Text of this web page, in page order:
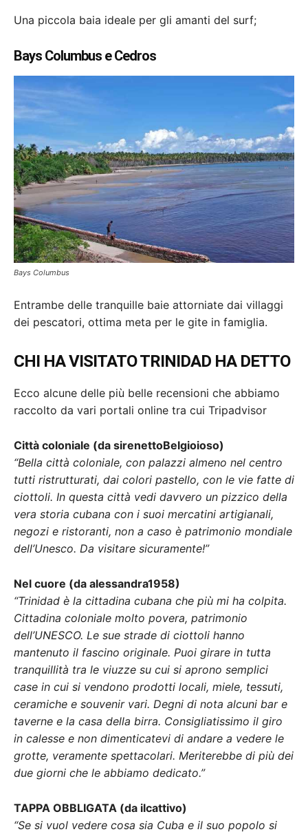
Una piccola baia ideale per gli amanti del surf;
Bays Columbus e Cedros
Bays Columbus
Entrambe delle tranquille baie attorniate dai villaggi
dei pescatori, ottima meta per le gite in famiglia.
CHI HA VISITATO TRINIDAD HA DETTO
Ecco alcune delle più belle recensioni che abbiamo
raccolto da vari portali online tra cui Tripadvisor
Città coloniale (da sirenettoBelgioioso)
“Bella città coloniale, con palazzi almeno nel centro
tutti ristrutturati, dai colori pastello, con le vie fatte di
ciottoli. In questa città vedi davvero un pizzico della
vera storia cubana con i suoi mercatini artigianali,
negozi e ristoranti, non a caso è patrimonio mondiale
dell’Unesco. Da visitare sicuramente!”
Nel cuore (da alessandra1958)
“Trinidad è la cittadina cubana che più mi ha colpita.
Cittadina coloniale molto povera, patrimonio
dell’UNESCO. Le sue strade di ciottoli hanno
mantenuto il fascino originale. Puoi girare in tutta
tranquillità tra le viuzze su cui si aprono semplici
case in cui si vendono prodotti locali, miele, tessuti,
ceramiche e souvenir vari. Degni di nota alcuni bar e
taverne e la casa della birra. Consigliatissimo il giro
in calesse e non dimenticatevi di andare a vedere le
grotte, veramente spettacolari. Meriterebbe di più dei
due giorni che le abbiamo dedicato.”
TAPPA OBBLIGATA (da ilcattivo)
“Se si vuol vedere cosa sia Cuba e il suo popolo si